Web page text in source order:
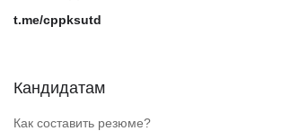
t.me/cppksutd
Кандидатам
Как составить резюме?